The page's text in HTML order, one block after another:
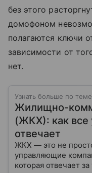
без этого
домофоном
полагаются ключи
зависимости от
нет.
Узнать больше по теме
Жилищно-
(ЖКХ): как все
отвечает
ЖКХ — это не
управляющие
которая отвечает